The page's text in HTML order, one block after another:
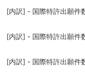
[内訳] - 国際特許出願件
[内訳] - 国際特許出願件
[内訳] - 国際特許出願件